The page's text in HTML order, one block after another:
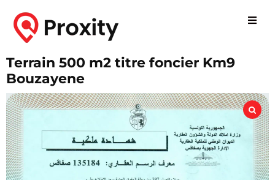
Terrain 500 m2 titre foncier Km9
Bouzayene